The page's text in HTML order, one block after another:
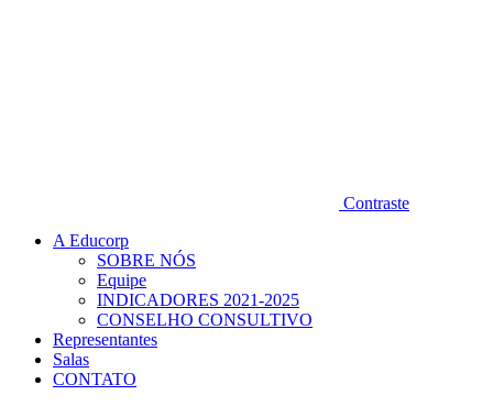
Contraste
A Educorp
SOBRE NÓS
Equipe
INDICADORES 2021-2025
CONSELHO CONSULTIVO
Representantes
Salas
CONTATO